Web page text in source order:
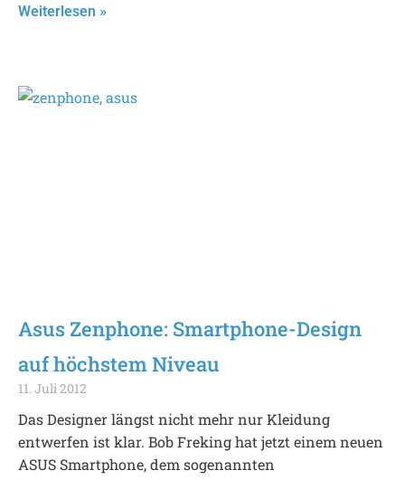
Weiterlesen »
Asus Zenphone: Smartphone-Design
auf höchstem Niveau
11. Juli 2012
Das Designer längst nicht mehr nur Kleidung
entwerfen ist klar. Bob Freking hat jetzt einem neuen
ASUS Smartphone, dem sogenannten